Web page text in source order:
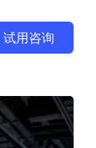
试用咨询